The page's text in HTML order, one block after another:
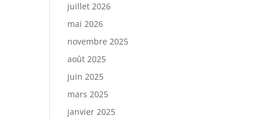
juillet 2026
mai 2026
novembre 2025
août 2025
juin 2025
mars 2025
janvier 2025